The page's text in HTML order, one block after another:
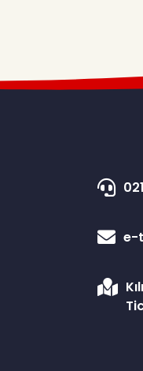
e-